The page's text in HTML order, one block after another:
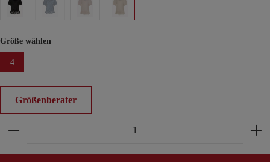
Größe wählen
4
Größenberater
Produkt Anzahl: Gib den gewünschten Wert ein